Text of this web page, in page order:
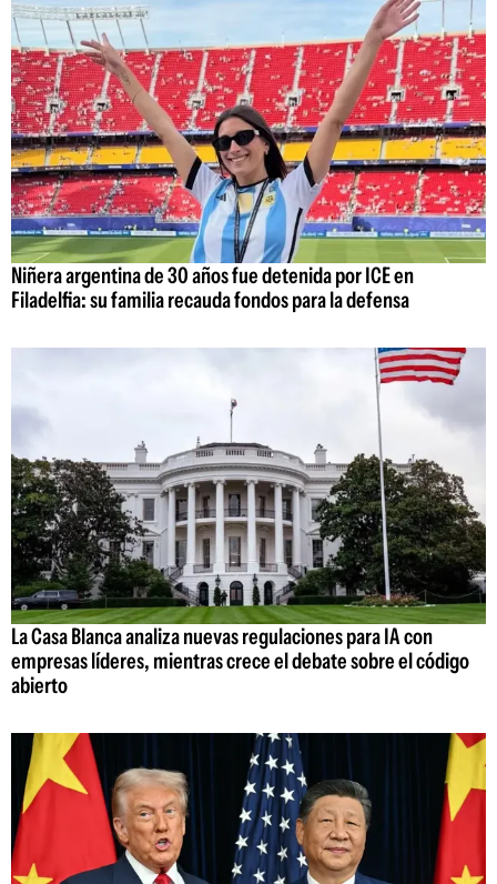
Niñera argentina de 30 años fue detenida por ICE en
Filadelfia: su familia recauda fondos para la defensa
La Casa Blanca analiza nuevas regulaciones para IA con
empresas líderes, mientras crece el debate sobre el código
abierto